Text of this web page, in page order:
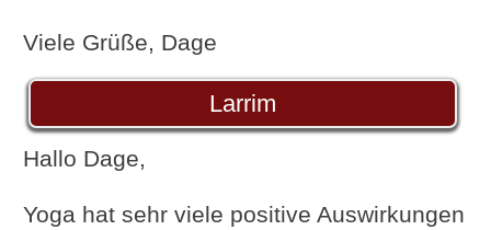
Viele Grüße, Dage
Larrim
Hallo Dage,
Yoga hat sehr viele positive Auswirkungen